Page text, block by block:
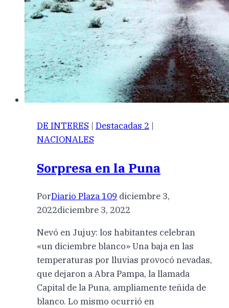
DE INTERES | Destacadas 2 |
NACIONALES
Sorpresa en la Puna
PorDiario Plaza 109 diciembre 3,
2022diciembre 3, 2022
Nevó en Jujuy: los habitantes celebran
«un diciembre blanco» Una baja en las
temperaturas por lluvias provocó nevadas,
que dejaron a Abra Pampa, la llamada
Capital de la Puna, ampliamente teñida de
blanco. Lo mismo ocurrió en